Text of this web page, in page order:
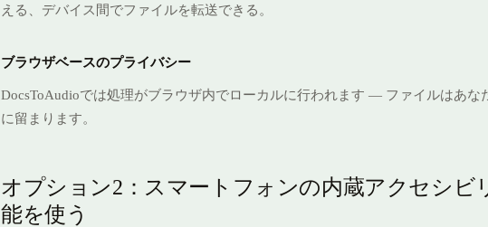
える、デバイス間でファイルを転送できる。
ブラウザベースのプライバシー
DocsToAudioでは処理がブラウザ内でローカルに行われます — ファイルはあな
に留まります。
オプション2：スマートフォンの内蔵アクセシビ
能を使う